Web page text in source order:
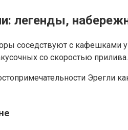
легенды,
соседствуют с кафешками
со скоростью прилива.
Эрегли